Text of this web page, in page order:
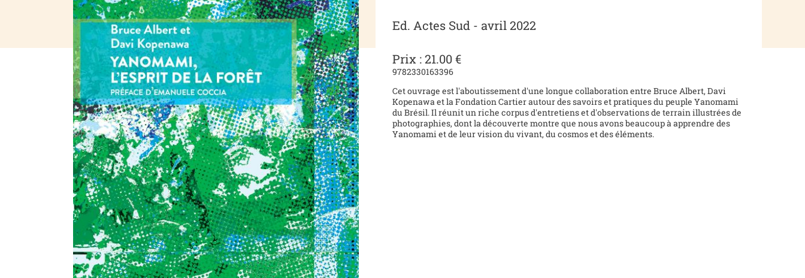
Ed. Actes Sud - avril 2022
Prix : 21.00 €
9782330163396
Cet ouvrage est l'aboutissement d'une longue collaboration entre Bruce Albert, Davi
Kopenawa et la Fondation Cartier autour des savoirs et pratiques du peuple Yanomami
du Brésil. Il réunit un riche corpus d'entretiens et d'observations de terrain illustrées de
photographies, dont la découverte montre que nous avons beaucoup à apprendre des
Yanomami et de leur vision du vivant, du cosmos et des éléments.